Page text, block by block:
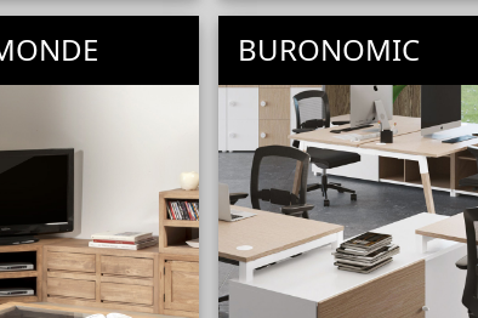
BURONOMIC